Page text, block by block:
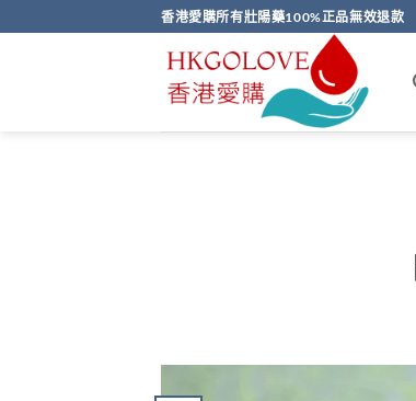
to
香港愛購所有壯陽藥100%正品無效退款